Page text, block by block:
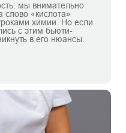
мы внимательно
слово «кислота»
химии. Но если
с этим бьюти-
в его нюансы.